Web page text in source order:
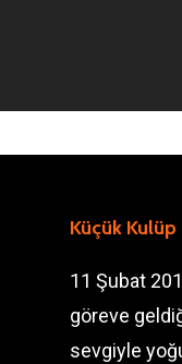
Küçük
11 Şubat
göreve
sevgiyle